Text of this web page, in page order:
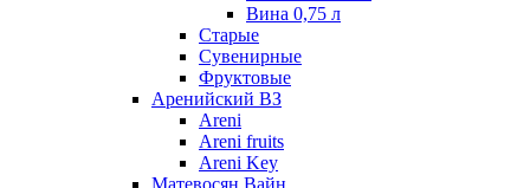
Вина 0,75 л
Старые
Сувенирные
Фруктовые
Аренийский ВЗ
Areni
Areni fruits
Areni Key
Матевосян Вайн